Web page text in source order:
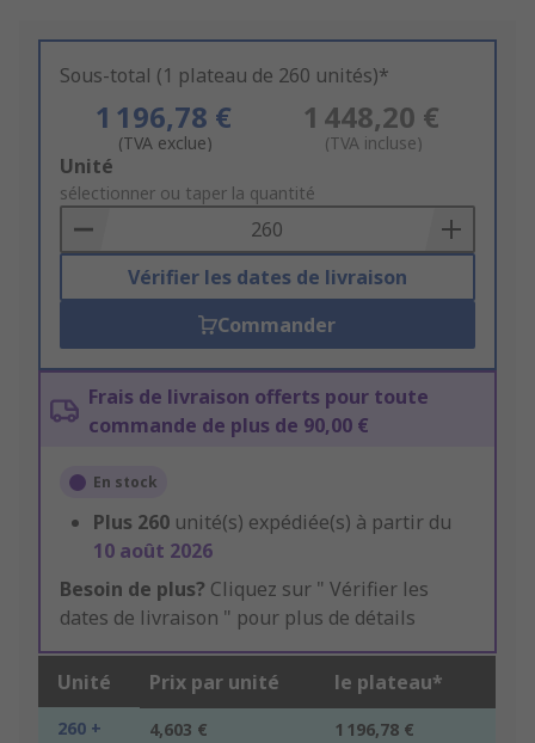
Sous-total (1 plateau de 260 unités)*
1 196,78 €
(TVA exclue)
1 448,20 €
(TVA incluse)
Add
to
Basket
Unité
sélectionner ou taper la quantité
Vérifier les dates de livraison
Commander
Frais de livraison offerts pour toute
commande de plus de 90,00 €
En stock
Plus 260 unité(s) expédiée(s) à partir du
10 août 2026
Besoin de plus? Cliquez sur " Vérifier les
dates de livraison " pour plus de détails
Unité Prix par unité le plateau*
260 + 4,603 € 1 196,78 €